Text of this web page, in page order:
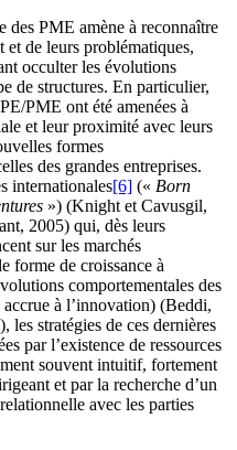
PME amène à reconnaître
de leurs problématiques,
occulter les évolutions
de structures. En particulier,
PME ont été amenées à
et leur proximité avec leurs
formes
des grandes entreprises.
internationales[6] (« Born
») (Knight et Cavusgil,
2005) qui, dès leurs
sur les marchés
forme de croissance à
comportementales des
à l’innovation) (Beddi,
stratégies de ces dernières
par l’existence de ressources
souvent intuitif, fortement
et par la recherche d’un
avec les parties